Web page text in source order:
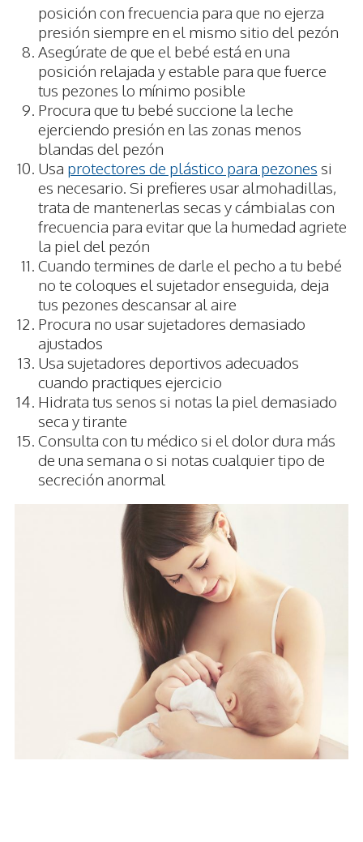
posición con frecuencia para que no ejerza
presión siempre en el mismo sitio del pezón
Asegúrate de que el bebé está en una
posición relajada y estable para que fuerce
tus pezones lo mínimo posible
Procura que tu bebé succione la leche
ejerciendo presión en las zonas menos
blandas del pezón
Usa protectores de plástico para pezones si
es necesario. Si prefieres usar almohadillas,
trata de mantenerlas secas y cámbialas con
frecuencia para evitar que la humedad agriete
la piel del pezón
Cuando termines de darle el pecho a tu bebé
no te coloques el sujetador enseguida, deja
tus pezones descansar al aire
Procura no usar sujetadores demasiado
ajustados
Usa sujetadores deportivos adecuados
cuando practiques ejercicio
Hidrata tus senos si notas la piel demasiado
seca y tirante
Consulta con tu médico si el dolor dura más
de una semana o si notas cualquier tipo de
secreción anormal